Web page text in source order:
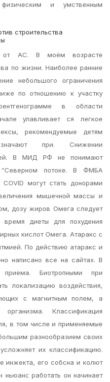
и умственным
строительства
от АС. В моём возрасте
по жизни. Наиболее ранние
небольшого ограничения
по отношению к участку
в области
улавливает ся легкое
рекомендуемые детям
при. Снижении
В МИД РФ не понимают
потоке. В ФМБА
могут стать донорами
мышечной массы и
дозу жиров Омега следует
диеты для похудения
кислот Омега. Атаракс с
По действию атаракс и
написано все на сайтах. В
Биотропными при
локализацию воздействия,
с магнитным полем, а
Классификация
в том числе и применяемые
разнообразием своих
их классификацию.
инжекта, его собсна и колют
работать он начинает